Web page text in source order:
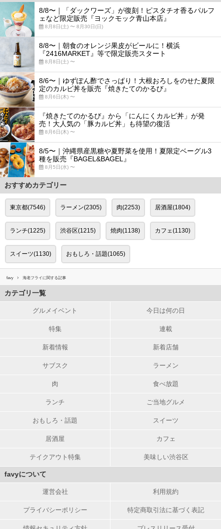
8/8〜｜「ダックワーズ」が復刻！ピスタチオ香るパルフ
ェなど限定販売『ヨックモック青山本店』
8月8日(土) 〜 8月30日(日)
8/8〜｜朝食のオレンジ果皮がビールに！横浜
『2416MARKET』等で限定販売スタート
8月8日(土) 〜
8/6〜｜ゆずぽん酢でさっぱり！大根おろしをのせた夏限
定のカルビ丼を販売『焼きたてのかるび』
8月6日(木) 〜
『焼きたてのかるび』から「にんにくカルビ丼」が発
売！大人気の「豚カルビ丼」も待望の復活
8月6日(木) 〜
8/5〜｜沖縄県産黒糖や夏野菜を使用！夏限定ベーグル3
種を販売『BAGEL&BAGEL』
8月5日(水) 〜
おすすめカテゴリー
東京都(7546) ラーメン(2305) 肉(2253) 居酒屋(1804)
ランチ(1225) 渋谷区(1215) 焼肉(1138) カフェ(1130)
スイーツ(1130) おもしろ・話題(1065)
favy 海老フライに関する記事
カテゴリ一覧
グルメイベント 今日は何の日
特集 連載
新着情報 新着店舗
サブスク ラーメン
肉 食べ放題
ランチ ご当地グルメ
おもしろ・話題 スイーツ
居酒屋 カフェ
テイクアウト特集 美味しい渋谷区
favyについて
運営会社 利用規約
プライバシーポリシー 特定商取引法に基づく表記